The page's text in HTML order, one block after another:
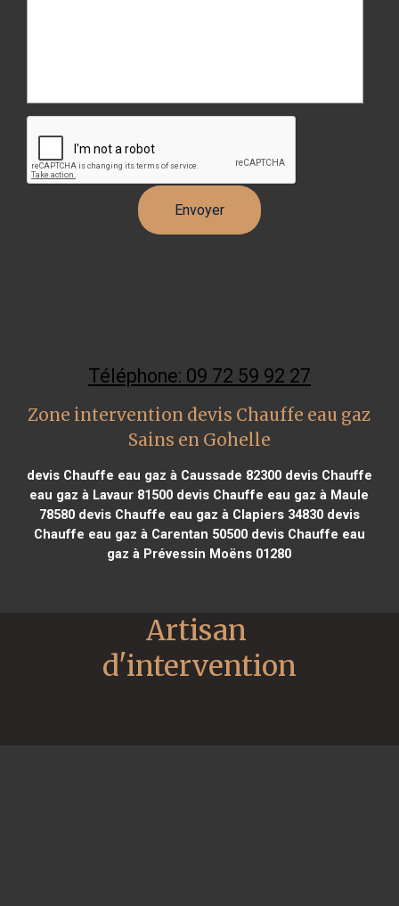
Téléphone: 09 72 59 92 27
Zone intervention devis Chauffe eau gaz
Sains en Gohelle
devis Chauffe eau gaz à Caussade 82300devis Chauffe
eau gaz à Lavaur 81500 devis Chauffe eau gaz à Maule
78580devis Chauffe eau gaz à Clapiers 34830devis
Chauffe eau gaz à Carentan 50500devis Chauffe eau
gaz à Prévessin Moëns 01280
Artisan
d'intervention